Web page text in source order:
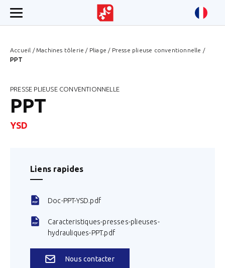
Accueil / Machines tôlerie / Pliage / Presse plieuse conventionnelle /
PPT
PRESSE PLIEUSE CONVENTIONNELLE
PPT
YSD
Liens rapides
Doc-PPT-YSD.pdf
Caracteristiques-presses-plieuses-
hydrauliques-PPT.pdf
Nous contacter